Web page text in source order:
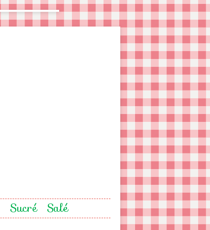
Sucré Salé